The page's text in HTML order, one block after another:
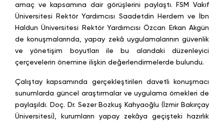
amaç ve kapsamına dair görüşlerini paylaştı. FSM Vakıf
Üniversitesi Rektör Yardımcısı Saadetdin Herdem ve İbn
Haldun Üniversitesi Rektör Yardımcısı Özcan Erkan Akgün
de konuşmalarında, yapay zekâ uygulamalarının güvenlik
ve yönetişim boyutları ile bu alandaki düzenleyici
çerçevelerin önemine ilişkin değerlendirmelerde bulundu.
Çalıştay kapsamında gerçekleştirilen davetli konuşmacı
sunumlarda güncel araştırmalar ve uygulama örnekleri de
paylaşıldı. Doç. Dr. Sezer Bozkuş Kahyaoğlu (İzmir Bakırçay
Üniversitesi), kurumların yapay zekâya geçişteki hazırlık